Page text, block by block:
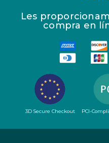
Les
compra en
3D Secure Checkout
PCI-